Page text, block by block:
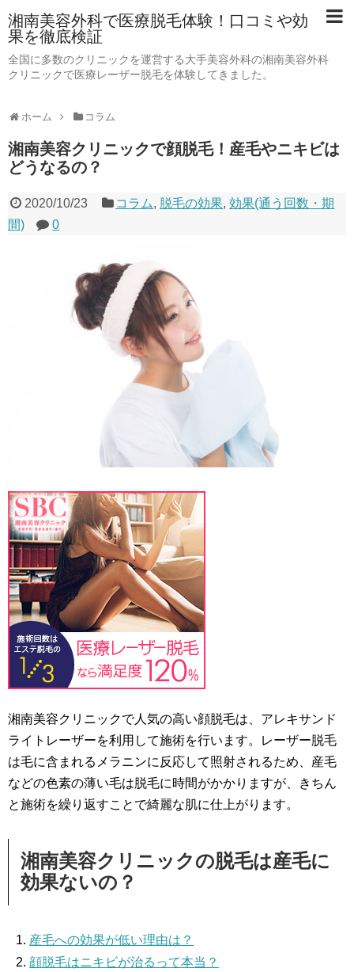
湘南美容外科で医療脱毛体験！口コミや効
果を徹底検証
全国に多数のクリニックを運営する大手美容外科の湘南美容外科
クリニックで医療レーザー脱毛を体験してきました。
ホーム コラム
湘南美容クリニックで顔脱毛！産毛やニキビは
どうなるの？
2020/10/23 コラム, 脱毛の効果,効果(通う回数・期
間)
0
湘南美容クリニックで人気の高い顔脱毛は、アレキサンド
ライトレーザーを利用して施術を行います。レーザー脱毛
は毛に含まれるメラニンに反応して照射されるため、産毛
などの色素の薄い毛は脱毛に時間がかかりますが、きちん
と施術を繰り返すことで綺麗な肌に仕上がります。
湘南美容クリニックの脱毛は産毛に
効果ないの？
産毛への効果が低い理由は？
顔脱毛はニキビが治るって本当？